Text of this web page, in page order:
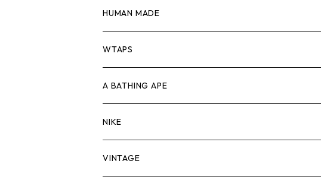
ジャケット
パンツ
キャップ・ハット
バッグ
シューズ
シャツ
ジャケット
パンツ
キャップ・ハット
バッグ
スウェット/ニット
シャツ
ジャケット
パンツ
キャップ・ハット
ロンTEE
スウェット/ニット
シャツ
ジャケット
パンツ
Tシャツ
ロンTEE
スウェット/ニット
シャツ
ジャケット
HUMAN MADE
Tシャツ
ロンT
スウェット/ニット
シャツ
WTAPS
Tシャツ
ロンTEE
スウェット/ニット
A BATHING APE
Tシャツ
ロンTEE
NIKE
シューズ
VINTAGE